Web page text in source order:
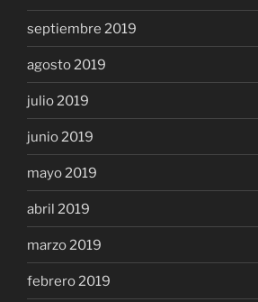
septiembre 2019
agosto 2019
julio 2019
junio 2019
mayo 2019
abril 2019
marzo 2019
febrero 2019